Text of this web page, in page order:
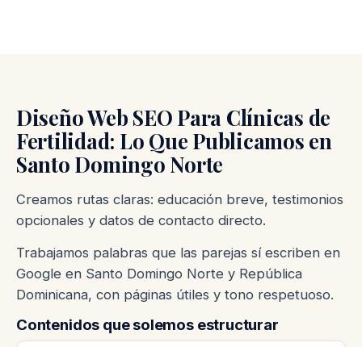
Diseño Web SEO Para Clínicas de
Fertilidad: Lo Que Publicamos en
Santo Domingo Norte
Creamos rutas claras: educación breve, testimonios
opcionales y datos de contacto directo.
Trabajamos palabras que las parejas sí escriben en
Google en Santo Domingo Norte y República
Dominicana, con páginas útiles y tono respetuoso.
Contenidos que solemos estructurar